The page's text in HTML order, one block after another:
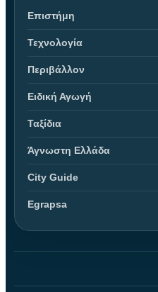
Επιστήμη
Τεχνολογία
Περιβάλλον
Ειδική Αγωγή
Ταξίδια
Άγνωστη Ελλάδα
City Guide
Egrapsa